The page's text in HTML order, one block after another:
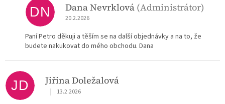
DN Dana Nevrklová (Administrátor)
20.2.2026
Paní Petro děkuji a těším se na další objednávky a na to, že
budete nakukovat do mého obchodu. Dana
JD Jiřina Doležalová
Hodnocení obchodu je 5 z 5 hvězdiček.
| 13.2.2026